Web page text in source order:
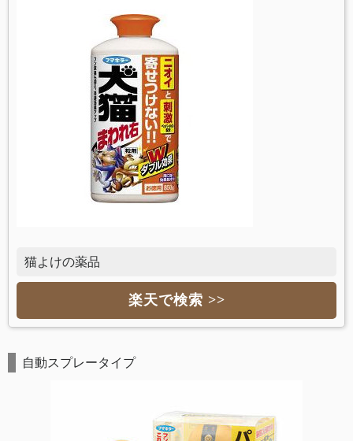
猫よけの薬品
楽天で検索 >>
自動スプレータイプ